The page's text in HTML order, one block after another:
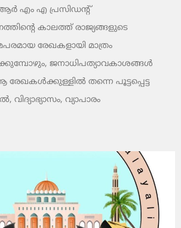
എ പ്രസിഡന്റ്
കാലത്ത് രാജ്യങ്ങളുടെ
രേഖകളായി മാത്രം
ജനാധിപത്യാവകാശങ്ങൾ
തന്നെ പൂട്ടപ്പെട്ട
വ്യാപാരം